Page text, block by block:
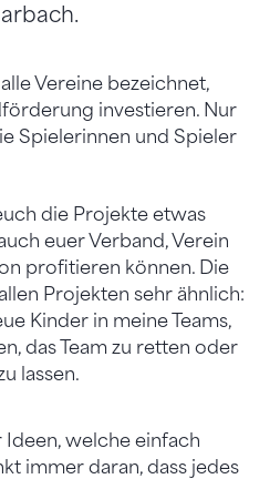
Vereine bezeichnet,
investieren. Nur
Spielerinnen und Spieler
die Projekte etwas
euer Verband, Verein
profitieren können. Die
Projekten sehr ähnlich:
Kinder in meine Teams,
das Team zu retten oder
lassen.
Ideen, welche einfach
immer daran, dass jedes